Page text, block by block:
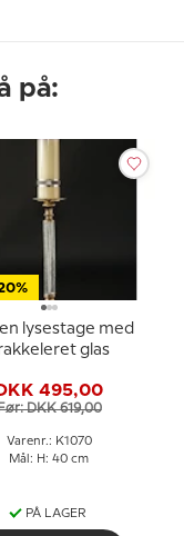
på:
lysestage med
glas
495,00
DKK 619,00
Varenr.: K1070
Mål: H: 40 cm
PÅ LAGER